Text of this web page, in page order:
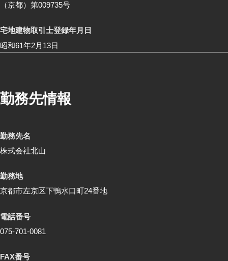
（京都）第009735号
宅地建物取引士登録年月日
昭和61年2月13日
勤務先情報
勤務先名
株式会社北山
勤務地
京都市左京区下鴨水口町24番地
電話番号
075-701-0081
FAX番号